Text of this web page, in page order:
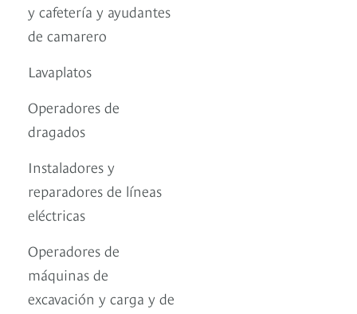
y cafetería y ayudantes
de camarero
Lavaplatos
Operadores de
dragados
Instaladores y
reparadores de líneas
eléctricas
Operadores de
máquinas de
excavación y carga y de